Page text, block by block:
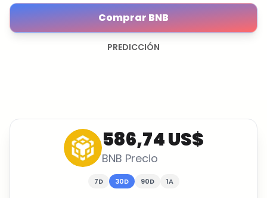
PREDICCIÓN
Comprar BNB
586,74 US$
BNB Precio
7D 30D 90D 1A